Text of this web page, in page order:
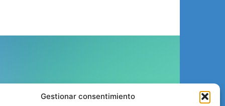
Gestionar consentimiento